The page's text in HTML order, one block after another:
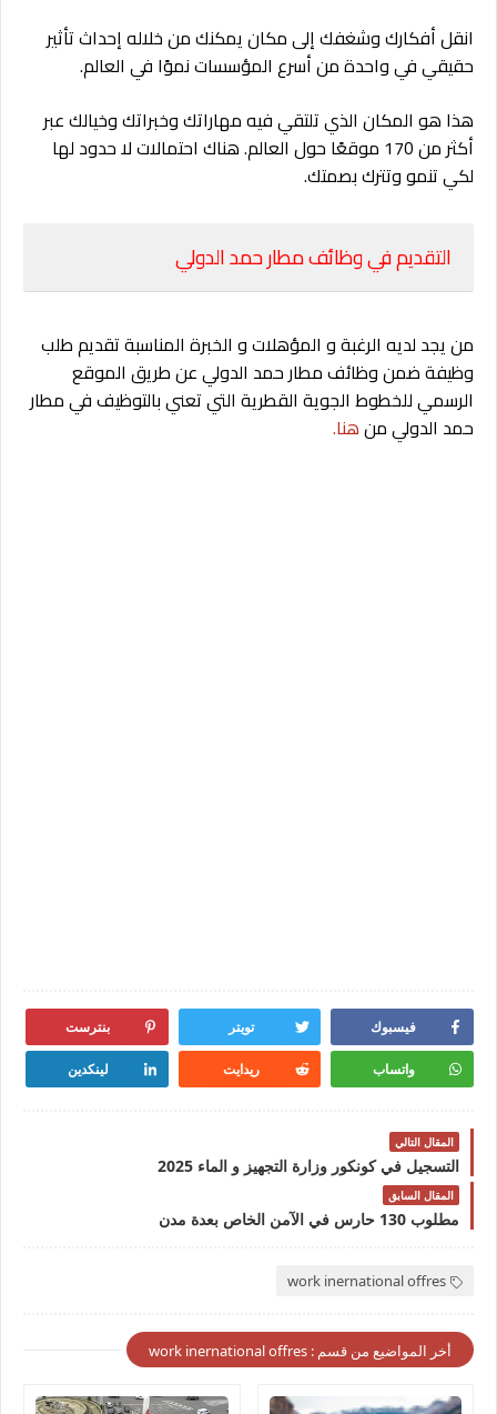
انقل أفكارك وشغفك إلى مكان يمكنك من خلاله إحداث تأثير
حقيقي في واحدة من أسرع المؤسسات نموًا في العالم.
هذا هو المكان الذي تلتقي فيه مهاراتك وخبراتك وخيالك عبر
أكثر من 170 موقعًا حول العالم. هناك احتمالات لا حدود لها
لكي تنمو وتترك بصمتك.
التقديم في وظائف مطار حمد الدولي
من يجد لديه الرغبة و المؤهلات و الخبرة المناسبة تقديم طلب
وظيفة ضمن وظائف مطار حمد الدولي عن طريق الموقع
الرسمي للخطوط الجوية القطرية التي تعني بالتوظيف في مطار
حمد الدولي منهنا.
فيسبوك تويتر بنترست
واتساب ريدايت لينكدين
المقال التالي
التسجيل في كونكور وزارة التجهيز و الماء 2025
المقال السابق
مطلوب 130 حارس في الآمن الخاص بعدة مدن
work inernational offres
أخر المواضيع من قسم : work inernational offres